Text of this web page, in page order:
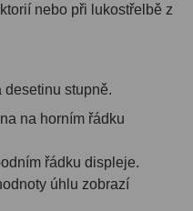
nebo při lukostřelbě z
desetinu stupně.
na horním řádku
řádku displeje.
úhlu zobrazí